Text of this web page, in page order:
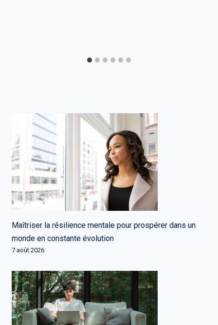
Maîtriser la résilience mentale pour prospérer dans un
monde en constante évolution
7 août 2026